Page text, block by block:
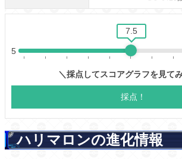
ハリマロンの進化情報